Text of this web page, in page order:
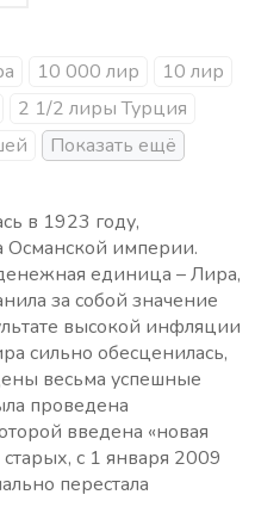
10 000 лир
10 лир
2 1/2 лиры Турция
в 1923 году,
Османской империи.
единица – Лира,
за собой значение
высокой инфляции
сильно обесценилась,
весьма успешные
проведена
введена «новая
с 1 января 2009
перестала